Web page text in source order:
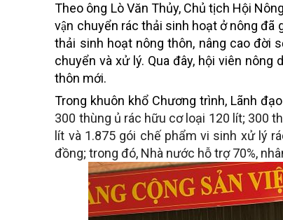
Theo ông Lò Văn Thủy, Chủ tịch Hội
vận chuyển rác thải sinh hoạt ở nông
thải sinh hoạt nông thôn, nâng cao đời
chuyển và xử lý. Qua đây, hội viên
thôn mới.
Trong khuôn khổ Chương trình, Lãnh
300 thùng ủ rác hữu cơ loại 120 lít; 300
lít và 1.875 gói chế phẩm vi sinh xử lý
đồng; trong đó, Nhà nước hỗ trợ 70%,